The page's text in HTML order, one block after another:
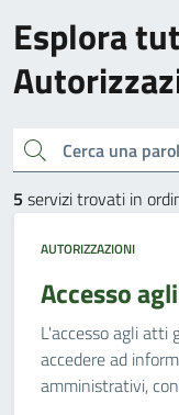
Esplora
Cerca una parola chiave
5 servizi trovati in
AUTORIZZAZIONI
Accesso
L'accesso agli atti
accedere ad
amministrativi,